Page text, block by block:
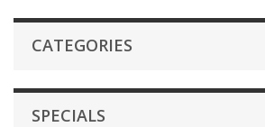
CATEGORIES
SPECIALS